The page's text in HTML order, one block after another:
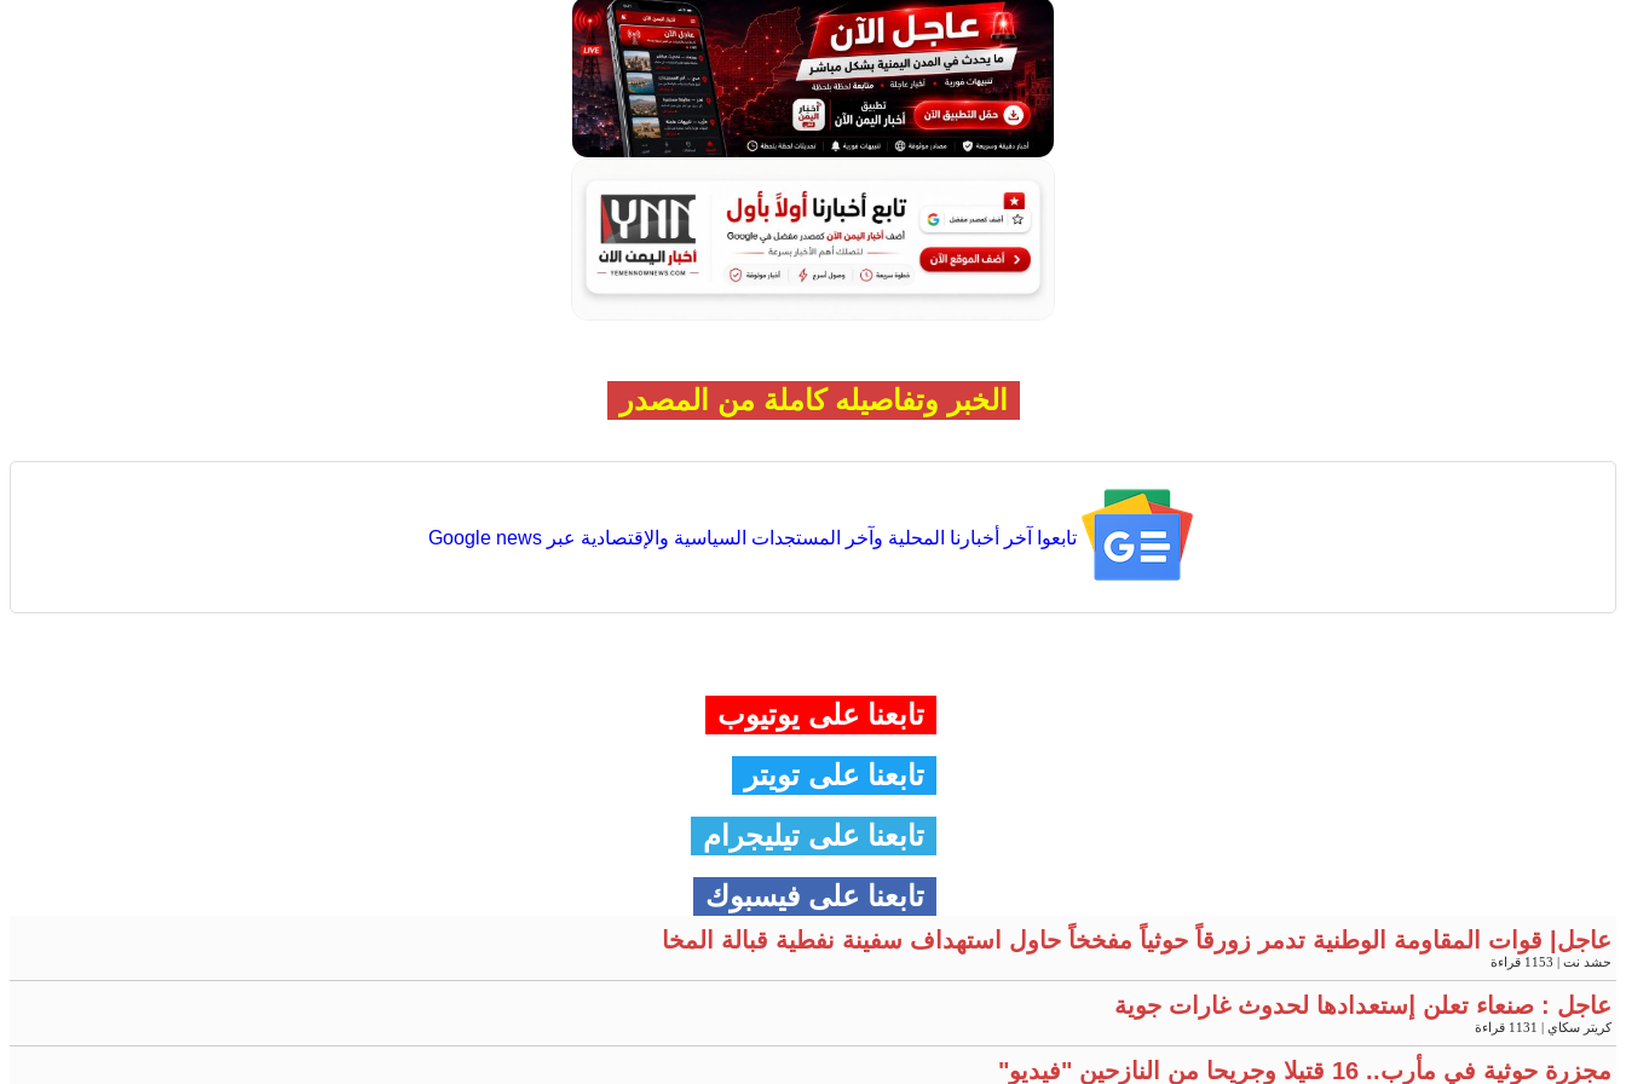
الخبر وتفاصيله كاملة من المصدر
تابعوا آخر أخبارنا المحلية وآخر المستجدات السياسية والإقتصادية عبر Google news
تابعنا على يوتيوب
تابعنا على تويتر
تابعنا على تيليجرام
تابعنا على فيسبوك
عاجل| قوات المقاومة الوطنية تدمر زورقاً حوثياً مفخخاً حاول استهداف سفينة نفطية قبالة المخا
حشد نت | 1153 قراءة
عاجل : صنعاء تعلن إستعدادها لحدوث غارات جوية
كريتر سكاي | 1131 قراءة
مجزرة حوثية في مأرب.. 16 قتيلا وجريحا من النازحين "فيديو"